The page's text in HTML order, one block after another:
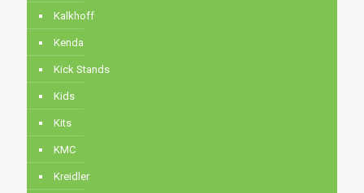
Kalkhoff
Kenda
Kick Stands
Kids
Kits
KMC
Kreidler